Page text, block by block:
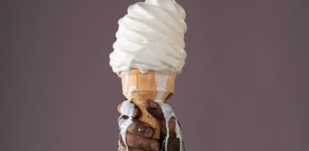
Équipe et conseil
d’administration
Votre soutien
On en parle dans les